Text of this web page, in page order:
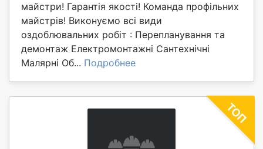
майстри! Гарантія якості! Команда профільних
майстрів! Виконуємо всі види
оздоблювальних робіт : Перепланування та
демонтаж Електромонтажні Сантехнічні
Малярні Об... Подробнее